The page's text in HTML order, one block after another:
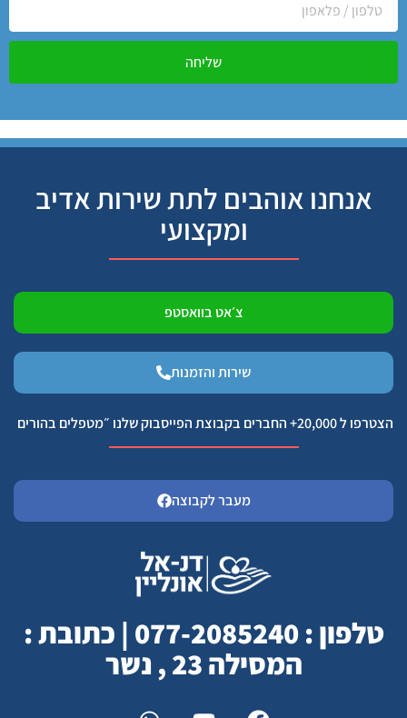
שליחה
אנחנו אוהבים לתת שירות אדיב
ומקצועי
צ׳אט בוואסטפ
שירות והזמנות
הצטרפו ל 20,000+ החברים בקבוצת הפייסבוק שלנו ״מטפלים בהורים
מעבר לקבוצה
טלפון : 077-2085240 | כתובת :
המסילה 23 , נשר